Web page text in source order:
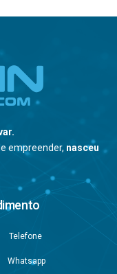
empreender, nasceu
Telefone
Whatsapp